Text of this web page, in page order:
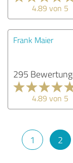
4.89 von 5
Frank Maier
295
4.89 von 5
1 2